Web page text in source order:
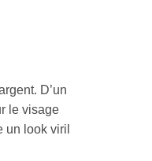
D’un
le visage
un look viril